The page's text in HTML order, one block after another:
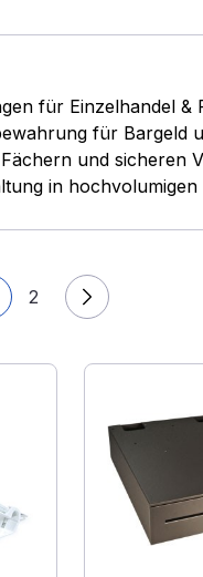
für Einzelhandel &
für Bargeld
und sicheren
in hochvolumigen
2